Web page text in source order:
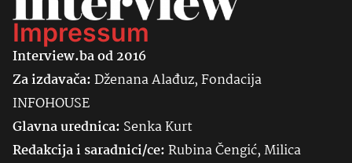
Impressum
Interview.ba od 2016
Za izdavača:Dženana Alađuz, Fondacija
INFOHOUSE
Glavna urednica: SenkaKurt
Redakcija i saradnici/ce:Rubina Čengić, Milica